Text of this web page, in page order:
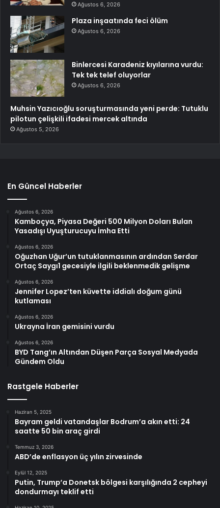
Ağustos 6, 2026
Plaza inşaatında feci ölüm
Ağustos 6, 2026
Binlercesi Karadeniz kıyılarına vurdu:
Tek tek telef oluyorlar
Ağustos 6, 2026
Muhsin Yazıcıoğlu soruşturmasında yeni perde: Tutuklu
pilotun çelişkili ifadesi mercek altında
Ağustos 5, 2026
En Güncel Haberler
Ağustos 6, 2026
Kamboçya, Piyasa Değeri 500 Milyon Doları Bulan
Yasadışı Uyuşturucuyu İmha Etti
Ağustos 6, 2026
Oğuzhan Uğur’un tutuklanmasının ardından Serdar
Ortaç Saygı1 gecesiyle ilgili beklenmedik gelişme
Ağustos 6, 2026
Jennifer Lopez’ten küvette iddialı doğum günü
kutlaması
Ağustos 6, 2026
Ukrayna İran gemisini vurdu
Ağustos 6, 2026
BYD Tang’ın Altından Düşen Parça Sosyal Medyada
Gündem Oldu
Rastgele Haberler
Haziran 5, 2025
Bayram geldi vatandaşlar Bodrum’a akın etti: 24
saatte 50 bin araç girdi
Temmuz 3, 2026
ABD’de enflasyon üç yılın zirvesinde
Eylül 12, 2025
Putin, Trump’a Donetsk bölgesi karşılığında 2 cepheyi
dondurmayı teklif etti